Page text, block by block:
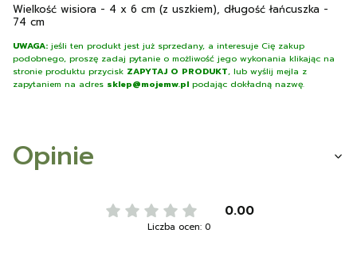
Wielkość wisiora - 4 x 6 cm (z uszkiem), długość łańcuszka -
74 cm
UWAGA: jeśli ten produkt jest już sprzedany, a interesuje Cię zakup
podobnego, proszę zadaj pytanie o możliwość jego wykonania klikając na
stronie produktu przycisk ZAPYTAJ O PRODUKT, lub wyślij mejla z
zapytaniem na adres sklep@mojemw.pl podając dokładną nazwę.
Opinie
0.00
Liczba ocen: 0